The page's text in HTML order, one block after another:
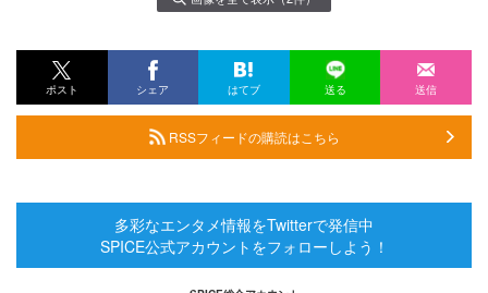
ポスト シェア はてブ 送る 送信
RSSフィードの購読はこちら
多彩なエンタメ情報をTwitterで発信中
SPICE公式アカウントをフォローしよう！